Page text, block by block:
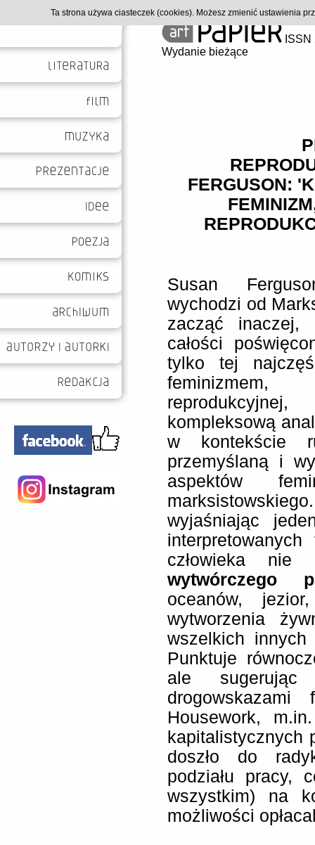
Wydanie bieżące
FERGUSON:
Susan
wychodzi od
zacząć
całości
tylko tej
kompleksową
w kontekście
przemyślaną i
aspektów
wyjaśniając
interpretowanych
człowieka
wytwórczego
oceanów,
wytworzenia
wszelkich
Punktuje
ale sugerując
Housework,
kapitalistycznych
doszło do
podziału pracy,
wszystkim) na
możliwości
Ta strona używa ciasteczek (cookies). Możesz zmienić ustawienia